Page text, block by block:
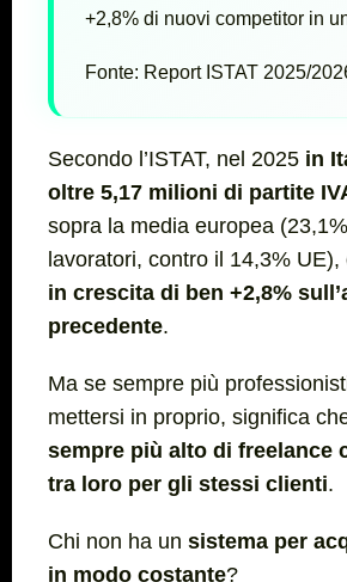
+2,8% di nuovi competitor in
Fonte: Report ISTAT 2025/
Secondo l’ISTAT, nel 2025 in
oltre 5,17 milioni di partite
sopra la media europea
lavoratori, contro il 14,3%
in crescita di ben +2,8%
precedente.
Ma se sempre più
mettersi in proprio, significa
sempre più alto di freelance
tra loro per gli stessi clienti.
Chi non ha un sistema per
in modo costante?